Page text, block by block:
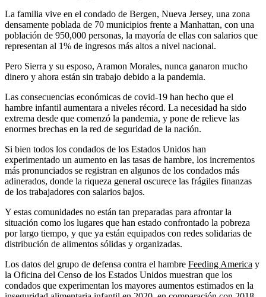
La familia vive en el condado de Bergen, Nueva Jersey, una zona
densamente poblada de 70 municipios frente a Manhattan, con una
población de 950,000 personas, la mayoría de ellas con salarios que
representan al 1% de ingresos más altos a nivel nacional.
Pero Sierra y su esposo, Aramon Morales, nunca ganaron mucho
dinero y ahora están sin trabajo debido a la pandemia.
Las consecuencias económicas de covid-19 han hecho que el
hambre infantil aumentara a niveles récord. La necesidad ha sido
extrema desde que comenzó la pandemia, y pone de relieve las
enormes brechas en la red de seguridad de la nación.
Si bien todos los condados de los Estados Unidos han
experimentado un aumento en las tasas de hambre, los incrementos
más pronunciados se registran en algunos de los condados más
adinerados, donde la riqueza general oscurece las frágiles finanzas
de los trabajadores con salarios bajos.
Y estas comunidades no están tan preparadas para afrontar la
situación como los lugares que han estado confrontado la pobreza
por largo tiempo, y que ya están equipados con redes solidarias de
distribución de alimentos sólidas y organizadas.
Los datos del grupo de defensa contra el hambre Feeding America y
la Oficina del Censo de los Estados Unidos muestran que los
condados que experimentan los mayores aumentos estimados en la